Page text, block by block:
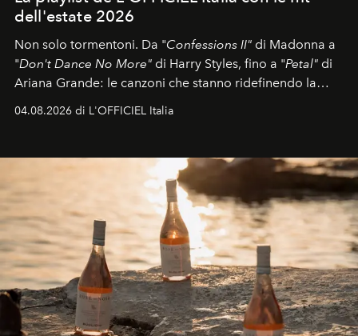
dell'estate 2026
Non solo tormentoni. Da "Confessions II" di Madonna a
"Don't Dance No More" di Harry Styles, fino a "Petal" di
Ariana Grande: le canzoni che stanno ridefinendo la
colonna sonora della stagione.
04.08.2026 di L'OFFICIEL Italia